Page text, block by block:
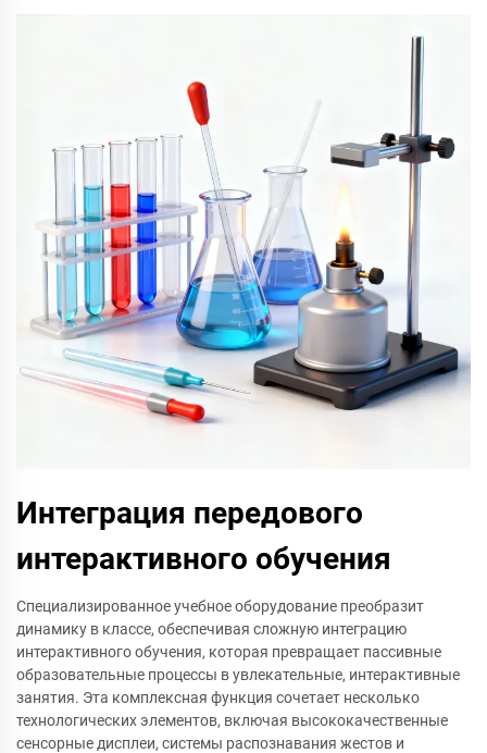
Интеграция передового
интерактивного обучения
Специализированное учебное оборудование преобразит
динамику в классе, обеспечивая сложную интеграцию
интерактивного обучения, которая превращает пассивные
образовательные процессы в увлекательные, интерактивные
занятия. Эта комплексная функция сочетает несколько
технологических элементов, включая высококачественные
сенсорные дисплеи, системы распознавания жестов и